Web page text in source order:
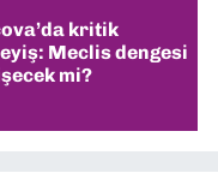
kritik
Meclis dengesi
mi?